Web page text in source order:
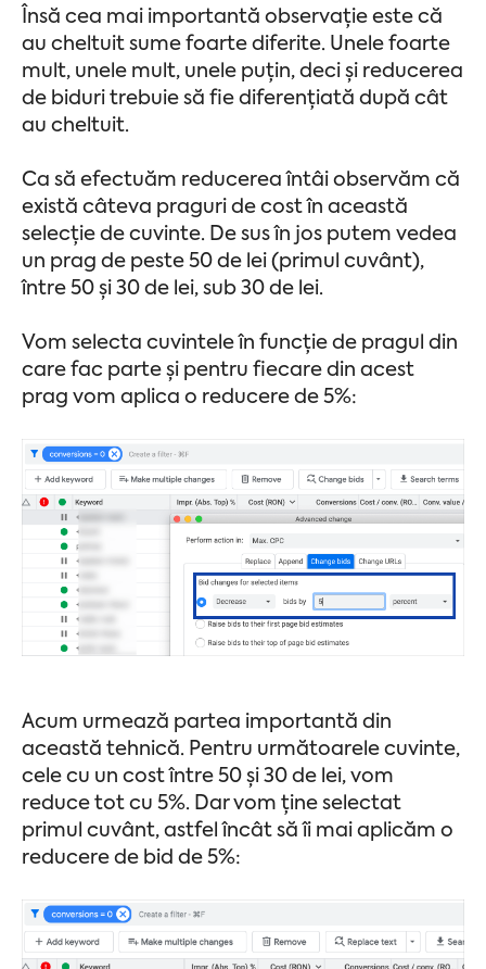
Însă cea mai importantă observație este că
au cheltuit sume foarte diferite. Unele foarte
mult, unele mult, unele puțin, deci și reducerea
de biduri trebuie să fie diferențiată după cât
au cheltuit.
Ca să efectuăm reducerea întâi observăm că
există câteva praguri de cost în această
selecție de cuvinte. De sus în jos putem vedea
un prag de peste 50 de lei (primul cuvânt),
între 50 și 30 de lei, sub 30 de lei.
Vom selecta cuvintele în funcție de pragul din
care fac parte și pentru fiecare din acest
prag vom aplica o reducere de 5%:
Acum urmează partea importantă din
această tehnică. Pentru următoarele cuvinte,
cele cu un cost între 50 și 30 de lei, vom
reduce tot cu 5%. Dar vom ține selectat
primul cuvânt, astfel încât să îi mai aplicăm o
reducere de bid de 5%: